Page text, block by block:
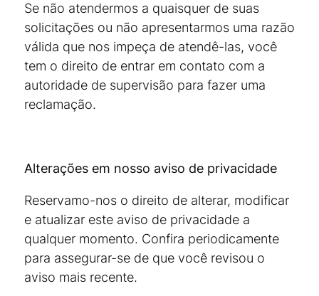
Se não atendermos a quaisquer de suas
solicitações ou não apresentarmos uma razão
válida que nos impeça de atendê-las, você
tem o direito de entrar em contato com a
autoridade de supervisão para fazer uma
reclamação.
Alterações em nosso aviso de privacidade
Reservamo-nos o direito de alterar, modificar
e atualizar este aviso de privacidade a
qualquer momento. Confira periodicamente
para assegurar-se de que você revisou o
aviso mais recente.